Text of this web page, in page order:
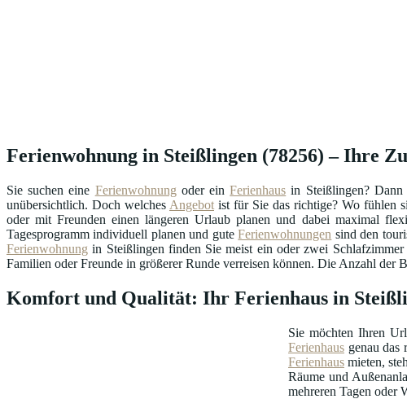
Ferienwohnung in Steißlingen (78256) – Ihre
Sie suchen eine Ferienwohnung oder einFerienhaus in Steißlingen?
unübersichtlich. Doch welches Angebot ist für Sie das richtige? Wo fühlen
oder mit Freunden einen längeren Urlaub planen und dabei maximal
Tagesprogramm individuell planen und guteFerienwohnungen sind den
Ferienwohnung in Steißlingen finden Sie meist ein oder zwei
Familien oder Freunde in größerer Runde verreisen können. Die Anzahl der
Komfort und Qualität: Ihr Ferienhaus in
Sie möchten Ihren
Ferienhaus genau
Ferienhaus mieten,
Räume und
mehreren Tagen oder